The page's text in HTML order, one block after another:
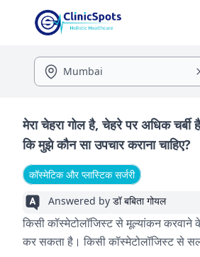
मेरा चेहरा गोल है, चेहरे पर अधिक
कि मुझे कौन सा उपचार कराना चाहिए?
कॉस्मेटिक और प्लास्टिक सर्जरी
Answered by डॉ बबिता गोयल
किसी कॉस्मेटोलॉजिस्ट से मूल्यांकन
कर सकता है। किसी कॉस्मेटोलॉजिस्ट से